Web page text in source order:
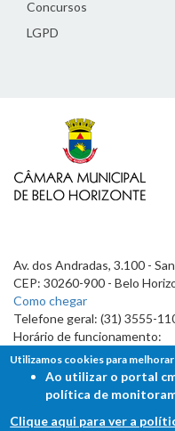
Concursos
LGPD
Av. dos Andradas, 3.100 -
CEP: 30260-900 - Belo
Como chegar
Telefone geral: (31) 3555-
Horário de funcionamento:
7h às 19h
Utilizamos cookies para
Ao utilizar o portal
política de
Clique aqui para ver a